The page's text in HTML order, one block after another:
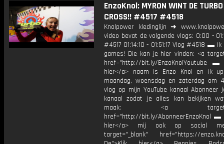
EnzoKnol: MYRON WINT DE TURBO
CROSS!! #4517 #4518
Knolpower kledinglijn ➜
video bevat de volgende vlogs: 0:00 -
#4517 01:14:10 - 01:51:17 Vlog #4518 ▬
games! Die kan je hier vinden: <a
href="http://bit.ly/EnzoKnolYoutube ▬
hier</a> naam is Enzo Knol en ik
maandag, woensdag en zaterdag om
vlog op mijn YouTube kanaal Abonneer
kanaal zodat je alles kan bekijken
maak: <a
href="http://bit.ly/AbonneerEnzoKnol ▬
hier</a> mij ook op social
target="_blank" href="https://